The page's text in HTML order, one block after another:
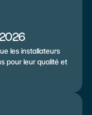
les installateurs
pour leur qualité et